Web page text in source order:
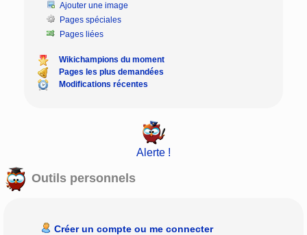
Ajouter une image
Pages spéciales
Pages liées
Wikichampions du moment
Pages les plus demandées
Modifications récentes
Alerte !
Outils personnels
Créer un compte ou me connecter